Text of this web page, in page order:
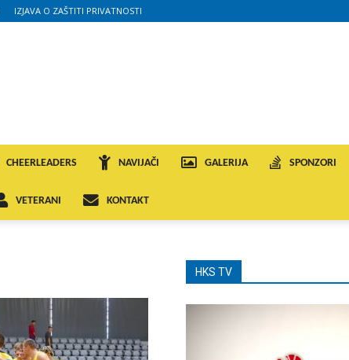
IZJAVA O ZAŠTITI PRIVATNOSTI
CHEERLEADERS NAVIJAČI GALERIJA SPONZORI
VETERANI KONTAKT
HKS TV